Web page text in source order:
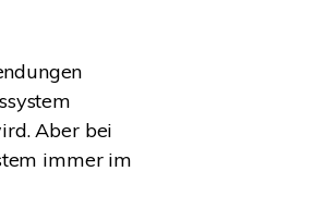
Aber bei
immer im